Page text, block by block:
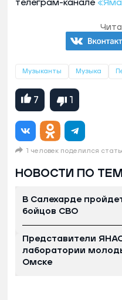
телеграм-канале
Музыканты Музыка
7 1
1 человек поделился
НОВОСТИ ПО
В Салехарде
бойцов СВО
Представители
лаборатории
Омске